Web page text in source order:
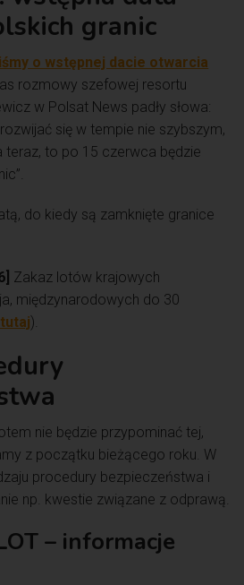
granic
o wstępnej dacie otwarcia
rozmowy szefowej resortu
w Polsat News padły słowa:
się w tempie nie szybszym,
teraz, to po 15 czerwca będzie
do kiedy są zamknięte granice
Zakaz lotów krajowych
międzynarodowych do 30
).
nie będzie przypominać tej,
z początku bieżącego roku. W
procedury bezpieczeństwa i
np. kwestie związane z odprawą.
– informacje